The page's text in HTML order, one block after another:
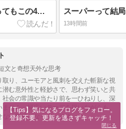
大学時代ワイ「社会人なってもこの4バカでずっと飲もうなｗｗｗｗｗ」
13時間前
文と奇想天外な思考
り、ユーモアと風刺を交えた斬新な視
む意外性と軽妙さで、思わず笑いと共
会の常識や当たり前を一ひねりし、深
せん。幅広いテーマを扱いながらも、
ない構成となっています。
【Tips】気になるブログをフォロー。
登録不要。更新を逃さずキャッチ！
閉じる